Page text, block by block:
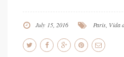
July 15, 2016 Paris Vida